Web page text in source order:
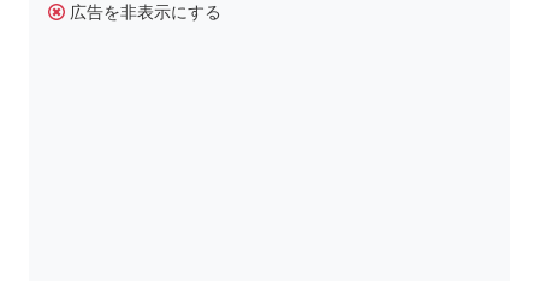
広告を非表示にする